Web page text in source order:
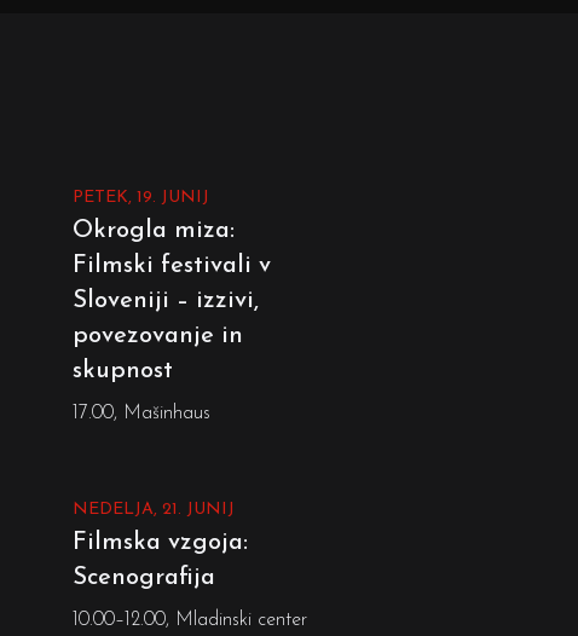
PETEK, 19. JUNIJ
Okrogla miza:
Filmski festivali v
Sloveniji – izzivi,
povezovanje in
skupnost
17.00, Mašinhaus
NEDELJA, 21. JUNIJ
Filmska vzgoja:
Scenografija
10.00–12.00, Mladinski center